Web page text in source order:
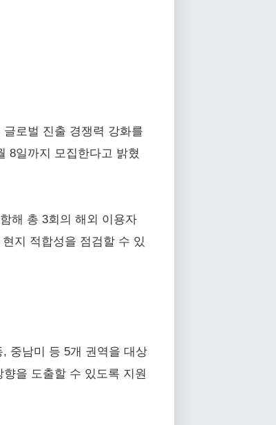
로벌 진출 경쟁력 강화를
8일까지 모집한다고 밝혔
해 총 3회의 해외 이용자
지 적합성을 점검할 수 있
중남미 등 5개 권역을 대상
을 도출할 수 있도록 지원